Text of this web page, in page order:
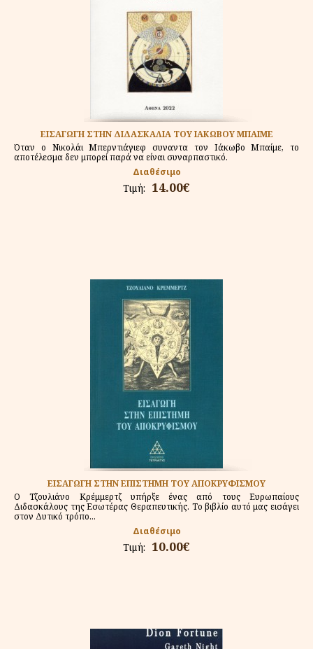
ΕΙΣΑΓΩΓΗ ΣΤΗΝ ΔΙΔΑΣΚΑΛΙΑ ΤΟΥ ΙΑΚΩΒΟΥ ΜΠΑΙΜΕ
Όταν ο Νικολάι Μπερντιάγιεφ συναντα τον Ιάκωβο Μπαίμε, το
αποτέλεσμα δεν μπορεί παρά να είναι συναρπαστικό.
Διαθέσιμο
Τιμή: 14.00€
ΕΙΣΑΓΩΓΗ ΣΤΗΝ ΕΠΙΣΤΗΜΗ ΤΟΥ ΑΠΟΚΡΥΦΙΣΜΟΥ
Ο Τζουλιάνο Κρέμμερτζ υπήρξε ένας από τους Ευρωπαίους
Διδασκάλους της Εσωτέρας Θεραπευτικής. Το βιβλίο αυτό μας εισάγει
στον Δυτικό τρόπο...
Διαθέσιμο
Τιμή: 10.00€